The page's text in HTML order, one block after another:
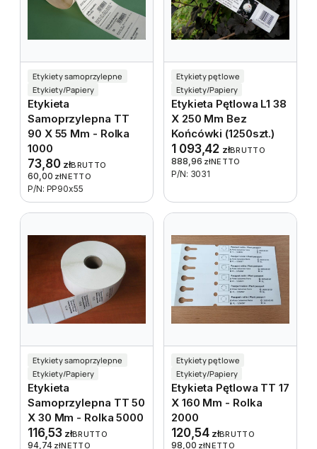
Etykiety samoprzylepne
Etykiety/Papiery
Etykieta
Samoprzylepna TT
90 X 55 Mm - Rolka
1000
73,80 złBRUTTO
60,00 złNETTO
P/N: PP90x55
Etykiety pętlowe
Etykiety/Papiery
Etykieta Pętlowa L1 38
X 250 Mm Bez
Końcówki (1250szt.)
1 093,42 złBRUTTO
888,96 złNETTO
P/N: 3031
Etykiety samoprzylepne
Etykiety/Papiery
Etykieta
Samoprzylepna TT 50
X 30 Mm - Rolka 5000
116,53 złBRUTTO
94,74 złNETTO
Etykiety pętlowe
Etykiety/Papiery
Etykieta Pętlowa TT 17
X 160 Mm - Rolka
2000
120,54 złBRUTTO
98,00 złNETTO